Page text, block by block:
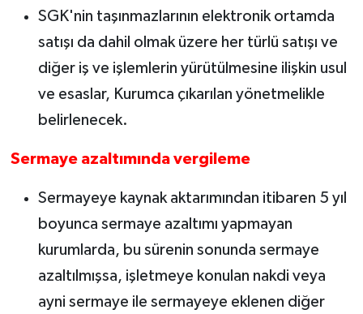
SGK'nin taşınmazlarının elektronik ortamda
satışı da dahil olmak üzere her türlü satışı ve
diğer iş ve işlemlerin yürütülmesine ilişkin usul
ve esaslar, Kurumca çıkarılan yönetmelikle
belirlenecek.
Sermaye azaltımında vergileme
Sermayeye kaynak aktarımından itibaren 5 yıl
boyunca sermaye azaltımı yapmayan
kurumlarda, bu sürenin sonunda sermaye
azaltılmışsa, işletmeye konulan nakdi veya
ayni sermaye ile sermayeye eklenen diğer